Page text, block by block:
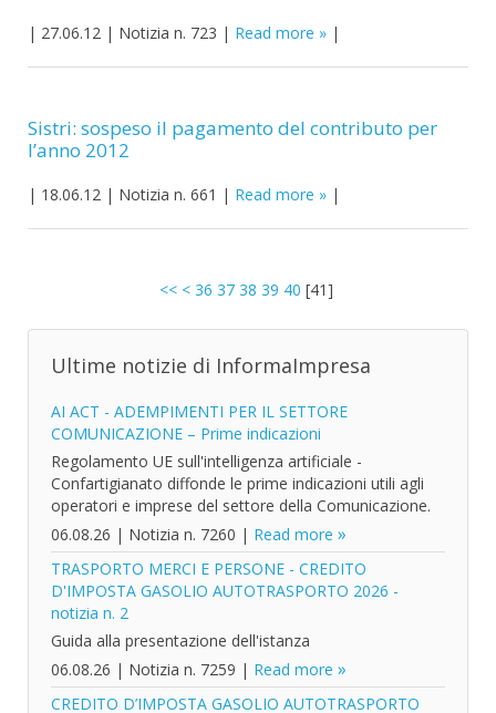
| 27.06.12 | Notizia n. 723 | Read more |
Sistri: sospeso il pagamento del contributo per
l’anno 2012
| 18.06.12 | Notizia n. 661 | Read more |
<< < 36 37 38 39 40 [41]
Ultime notizie di InformaImpresa
AI ACT - ADEMPIMENTI PER IL SETTORE
COMUNICAZIONE – Prime indicazioni
Regolamento UE sull'intelligenza artificiale -
Confartigianato diffonde le prime indicazioni utili agli
operatori e imprese del settore della Comunicazione.
06.08.26 | Notizia n. 7260 | Read more
TRASPORTO MERCI E PERSONE - CREDITO
D'IMPOSTA GASOLIO AUTOTRASPORTO 2026 -
notizia n. 2
Guida alla presentazione dell'istanza
06.08.26 | Notizia n. 7259 | Read more
CREDITO D’IMPOSTA GASOLIO AUTOTRASPORTO